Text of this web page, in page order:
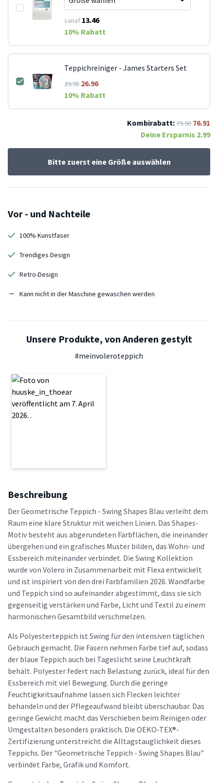
vanaf 13.46
10% Rabatt
Teppichreiniger - James Starters Set
29.9526.96
10% Rabatt
Kombirabatt:79.90 76.91
Deine Ersparnis 2.99
Bitte zuerst eine Größe auswählen
Vor - und Nachteile
100% Kunstfaser
Trendiges Design
Retro-Design
Kann nicht in der Maschine gewaschen werden
Unsere Produkte, von Anderen gestylt
#meinvoleroteppich
Beschreibung
Der Geometrische Teppich - Swing Shapes Blau verleiht dem
Raum eine klare Struktur mit weichen Linien. Das Shapes-
Motiv besteht aus abgerundeten Farbflächen, die ineinander
übergehen und ein grafisches Muster bilden, das Wohn- und
Essbereich miteinander verbindet. Die Swing Kollektion
wurde von Volero in Zusammenarbeit mit Flexa entwickelt
und ist inspiriert von den drei Farbfamilien 2026. Wandfarbe
und Teppich sind so aufeinander abgestimmt, dass sie sich
gegenseitig verstärken und Farbe, Licht und Textil zu einem
harmonischen Gesamtbild verschmelzen.
Als Polyesterteppich ist Swing für den intensiven täglichen
Gebrauch gemacht. Die Fasern nehmen Farbe tief auf, sodass
der blaue Teppich auch bei Tageslicht seine Leuchtkraft
behält. Polyester federt nach Belastung zurück, ideal für den
Essbereich mit viel Bewegung. Durch die geringe
Feuchtigkeitsaufnahme lassen sich Flecken leichter
behandeln und der Pflegeaufwand bleibt überschaubar. Das
geringe Gewicht macht das Verschieben beim Reinigen oder
Umgestalten besonders praktisch. Die OEKO-TEX®-
Zertifizierung unterstreicht die Alltagstauglichkeit dieses
Teppichs. Der "Geometrische Teppich - Swing Shapes Blau"
verbindet Farbe, Grafik und Komfort.